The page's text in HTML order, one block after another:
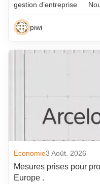
gestion d’entreprise
piwi
Economie3 Août. 2026
Mesures prises pour
Europe .